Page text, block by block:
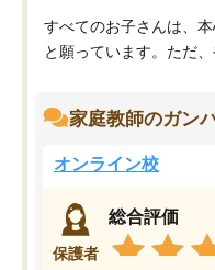
すべてのお子さんは、
と願っています。ただ、
家庭教師のガン
オンライン校
保護者
総合評価